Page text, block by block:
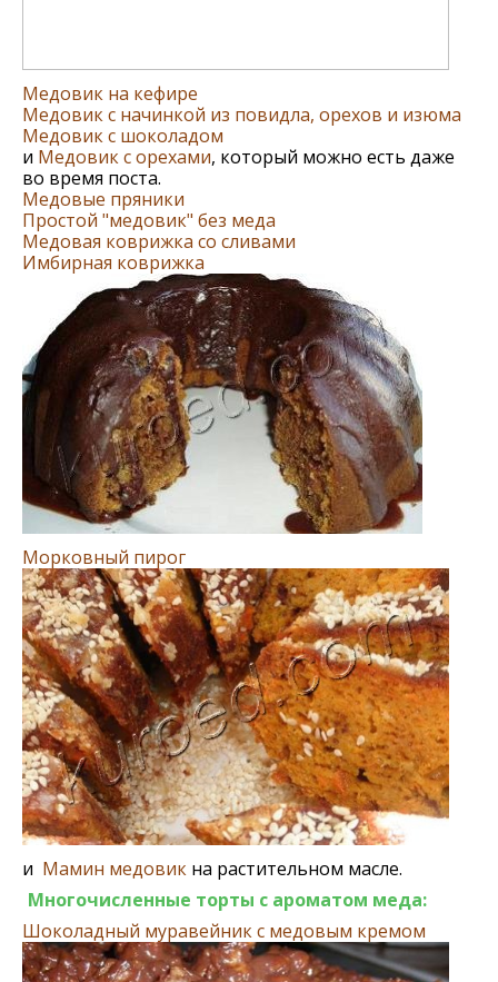
Медовик на кефире
Медовик с начинкой из повидла, орехов и изюма
Медовик с шоколадом
и Медовик с орехами, который можно есть даже
во время поста.
Медовые пряники
Простой "медовик" без меда
Медовая коврижка со сливами
Имбирная коврижка
Морковный пирог
и Мамин медовик на растительном масле.
Многочисленные торты с ароматом меда:
Шоколадный муравейник с медовым кремом